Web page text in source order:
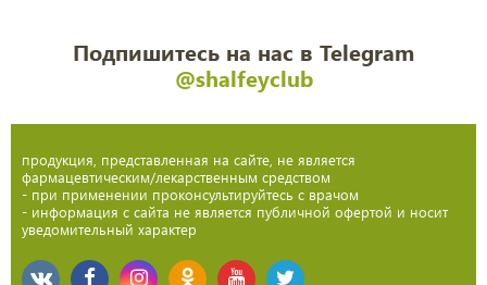
Подпишитесь на нас в Telegram
@shalfeyclub
продукция, представленная на сайте, не является
фармацевтическим/лекарственным средством
- при применении проконсультируйтесь с врачом
- информация с сайта не является публичной офертой и носит
уведомительный характер